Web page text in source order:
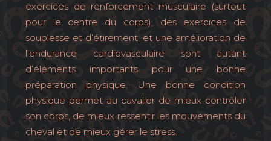
exercices de renforcement musculaire (surtout
pour le centre du corps), des exercices de
souplesse et d’étirement, et une amélioration de
l’endurance cardiovasculaire sont autant
d’éléments importants pour une bonne
préparation physique. Une bonne condition
physique permet au cavalier de mieux contrôler
son corps, de mieux ressentir les mouvements du
cheval et de mieux gérer le stress.